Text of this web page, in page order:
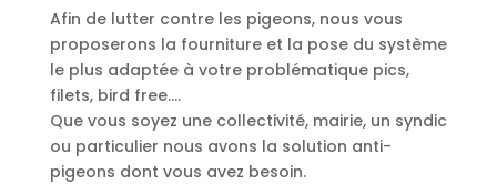
Afin de lutter contre les pigeons, nous vous
proposerons la fourniture et la pose du système
le plus adaptée à votre problématique pics,
filets, bird free….
Que vous soyez une collectivité, mairie, un syndic
ou particulier nous avons la solution anti-
pigeons dont vous avez besoin.